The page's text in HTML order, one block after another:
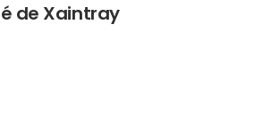
de Xaintray